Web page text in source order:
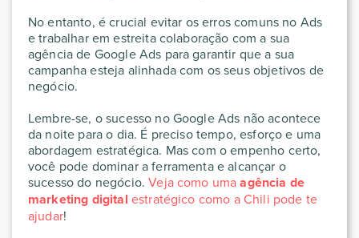
No entanto, é crucial evitar os erros comuns no Ads
e trabalhar em estreita colaboração com a sua
agência de Google Ads para garantir que a sua
campanha esteja alinhada com os seus objetivos de
negócio.
Lembre-se, o sucesso no Google Ads não acontece
da noite para o dia. É preciso tempo, esforço e uma
abordagem estratégica. Mas com o empenho certo,
você pode dominar a ferramenta e alcançar o
sucesso do negócio.Veja como umaagência de
marketing digital estratégico como a Chili pode te
ajudar!